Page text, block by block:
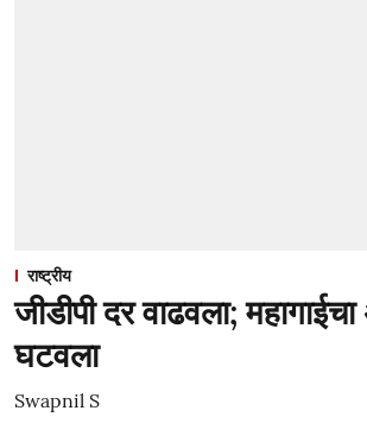
राष्ट्रीय
जीडीपी दर वाढवला;
घटवला
Swapnil S